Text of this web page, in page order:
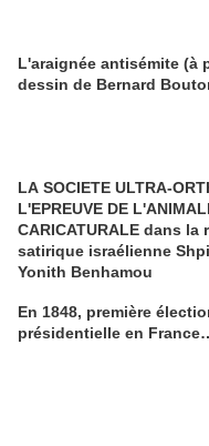
L'araignée antisémite (à
dessin de Bernard
LA SOCIETE ULTRA-
L'EPREUVE DE
CARICATURALE dans la
satirique israélienne
Yonith Benhamou
En 1848, première
présidentielle en